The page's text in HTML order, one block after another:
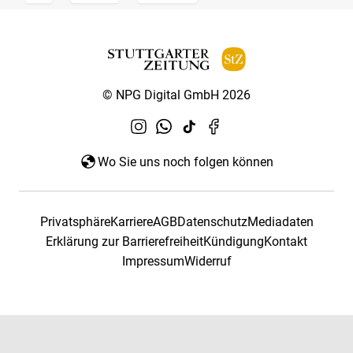
© NPG Digital GmbH 2026
Wo Sie uns noch folgen können
PrivatsphäreKarriereAGBDatenschutzMediadaten
Erklärung zur BarrierefreiheitKündigungKontakt
ImpressumWiderruf